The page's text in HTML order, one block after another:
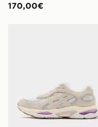
170,00€